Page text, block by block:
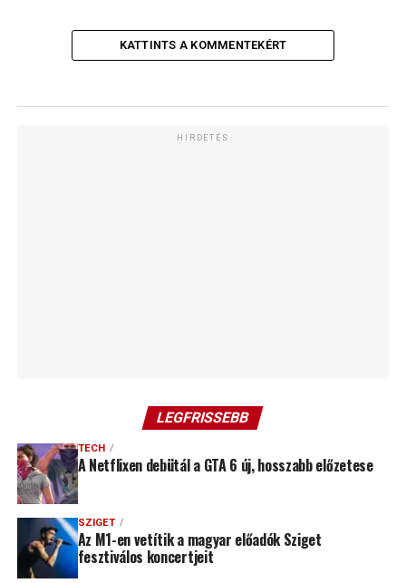
KATTINTS A KOMMENTEKÉRT
HIRDETÉS
LEGFRISSEBB
TECH
A Netflixen debütál a GTA 6 új, hosszabb előzetese
SZIGET
Az M1-en vetítik a magyar előadók Sziget
fesztiválos koncertjeit